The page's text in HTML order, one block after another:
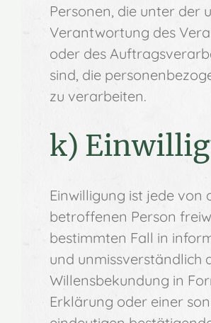
Personen, die unter der
Verantwortung des
oder des
sind, die
zu verarbeiten.
k)
Einwilligung ist jede von
betroffenen Person
bestimmten Fall in
und unmissverständlich
Willensbekundung in
Erklärung oder einer